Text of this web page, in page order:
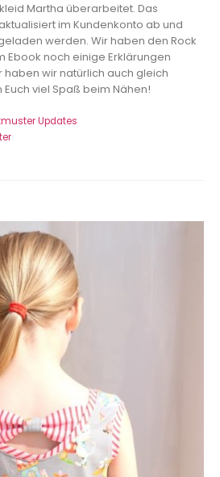
Martha überarbeitet. Das
im Kundenkonto ab und
werden. Wir haben den Rock
Ebook noch einige Erklärungen
haben wir natürlich auch gleich
viel Spaß beim Nähen!
Updates